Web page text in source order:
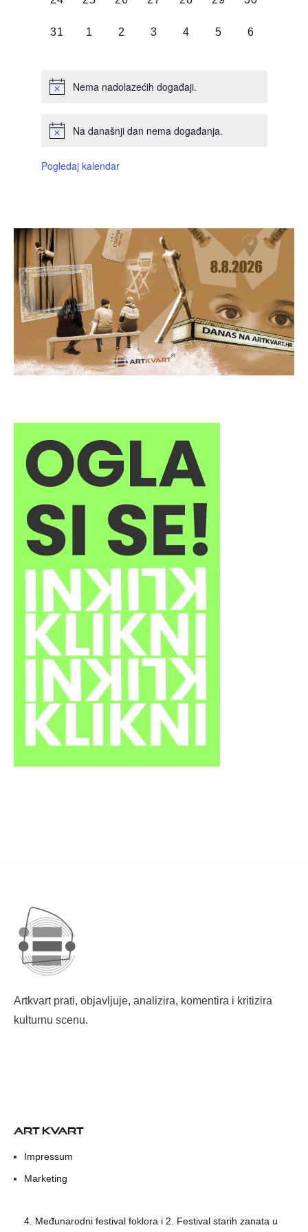
0
31
0
1
0
2
0
3
0
4
0
5
0
6
Nema nadolazećih događaji.
Na današnji dan nema događanja.
Pogledaj kalendar
Artkvart prati, objavljuje, analizira, komentira i kritizira
kulturnu scenu.
ART KVART
Impressum
Marketing
4. Međunarodni festival foklora i 2. Festival starih zanata u